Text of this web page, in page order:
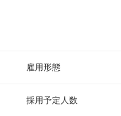
雇用形態
採用予定人数